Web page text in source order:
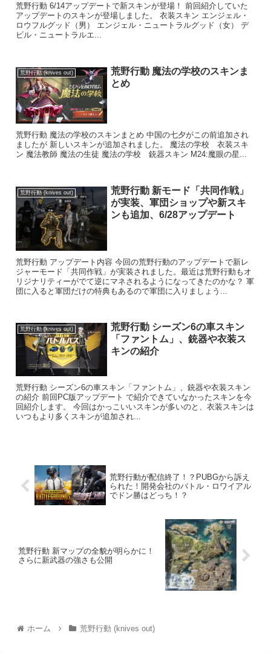
荒野行動 6/14アップデートで新スキンが登場！ 前回紹介していた
アップデートのスキンが登場しました。 衣装スキン エンジェル・
ロウフルグッド（男） エンジェル・ニュートラルグッド（女） デ
ビル・ニュートラルエ...
荒野行動 (knives out)
荒野行動 魔法の学校のスキンま
とめ
荒野行動 魔法の学校のスキンまとめ 中国の七夕がこの前追加され
ましたが 新しいスキンが追加されました。 魔法の学校 衣装スキ
ン 魔法教師 魔法の生徒 魔法の学校 銃器スキン M24:魔眼の星...
荒野行動 (knives out)
荒野行動 新モード「共同作戦」
が実装、軍団ショップや新スキ
ンも追加、6/28アップデート
荒野行動 アップデート内容 今回の荒野行動のアップデートで新レ
ジャーモード「共同作戦」が実装されました。最近は荒野行動もオ
リジナリティーがでて逆にマネされるようになってきたのかな？ 軍
団に入ると軍団だけの特典もあるので軍団に入りましょう...
荒野行動 (knives out)
荒野行動 シーズン6の車スキン
「ファントム」、銃器や衣装ス
キンの紹介
荒野行動 シーズン6の車スキン「ファントム」、銃器や衣装スキン
の紹介 前回PC版アップデート で紹介できていなかったスキンを今
回紹介します。 今回はかっこいいスキンが多いのと、衣装スキンは
いつもより多くスキンが追加され...
荒野行動が配信終了！？PUBGから訴え
られた！開発会社のバトル・ロワイアル
でドン勝はどっち！？
荒野行動 新マップの全貌が明らかに！
さらに新武器の強さも公開
ホーム 荒野行動 (knives out)